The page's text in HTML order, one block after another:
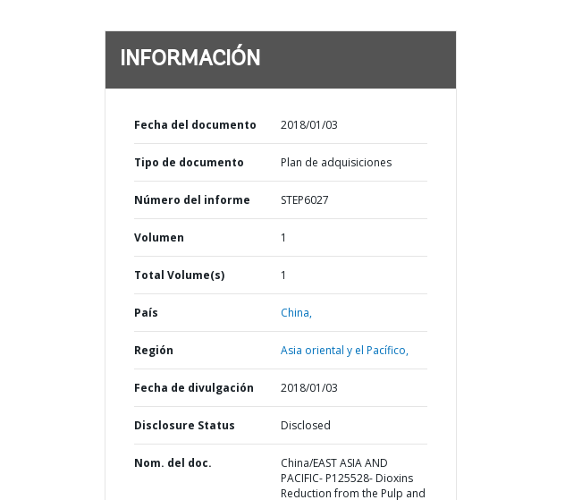
INFORMACIÓN
Fecha del documento 2018/01/03
Tipo de documento Plan de adquisiciones
Número del informe STEP6027
Volumen 1
Total Volume(s) 1
País China,
Región Asia oriental y el Pacífico,
Fecha de divulgación 2018/01/03
Disclosure Status Disclosed
Nom. del doc.
China/EAST ASIA AND
PACIFIC- P125528- Dioxins
Reduction from the Pulp and